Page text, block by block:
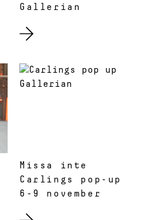
Gallerian
Missa inte
Carlings pop-up
6-9 november